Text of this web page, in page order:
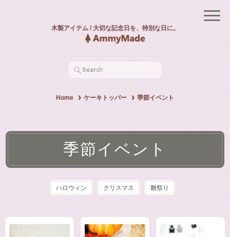
木製アイテム / 大切な記念日を、特別な日に。
Home ケーキトッパー 季節イベント
季節イベント
ハロウィン クリスマス 雛祭り